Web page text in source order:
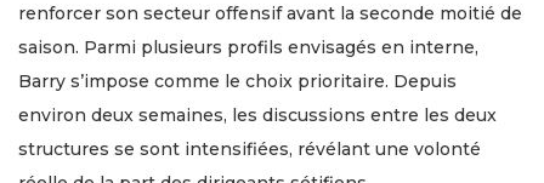
renforcer son secteur offensif avant la seconde moitié de
saison. Parmi plusieurs profils envisagés en interne,
Barry s’impose comme le choix prioritaire. Depuis
environ deux semaines, les discussions entre les deux
structures se sont intensifiées, révélant une volonté